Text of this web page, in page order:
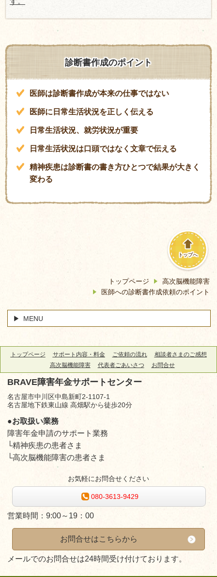
診断書作成のポイント
医師は診断書作成が本来の仕事ではない
医師に日常生活状況を正しく伝える
日常生活状況、就労状況が重要
日常生活状況は口頭ではなく文章で伝える
精神疾患は診断書の書き方ひとつで結果が大きく
変わる
トップへ
トップページ
高次脳機能障害
医師への診断書作成依頼のポイント
MENU
トップページ サポート内容・料金 ご依頼の流れ
相談者さまのご感想
高次脳機能障害
代表者ごあいさつ お問合せ
BRAVE障害年金サポートセンター
名古屋市中川区中島新町2-1107-1
名古屋地下鉄東山線 高畑駅から徒歩20分
●お取扱い業務
障害年金申請のサポート業務
└精神疾患の患者さま
└高次脳機能障害の患者さま
お気軽にお問合せください
080-3613-9429
営業時間： 9:00～19：00
お問合せはこちらから
メールでのお問合せは24時間受け付けております。